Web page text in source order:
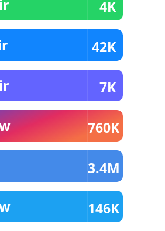
4K
42K
7K
760K
3.4M
146K